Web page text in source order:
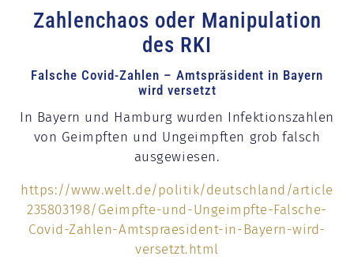
Zahlenchaos oder Manipulation
des RKI
Falsche Covid-Zahlen – Amtspräsident in Bayern
wird versetzt
In Bayern und Hamburg wurden Infektionszahlen
von Geimpften und Ungeimpften grob falsch
ausgewiesen.
https://www.welt.de/politik/deutschland/article
235803198/Geimpfte-und-Ungeimpfte-Falsche-
Covid-Zahlen-Amtspraesident-in-Bayern-wird-
versetzt.html